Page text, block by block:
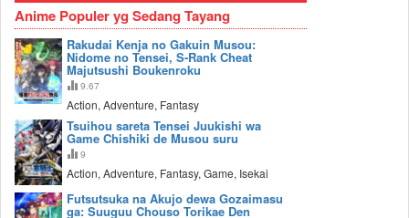
Anime Populer yg Sedang Tayang
Rakudai Kenja no Gakuin Musou:
Nidome no Tensei, S-Rank Cheat
Majutsushi Boukenroku
9.67
Action, Adventure, Fantasy
Tsuihou sareta Tensei Juukishi wa
Game Chishiki de Musou suru
9
Action, Adventure, Fantasy, Game, Isekai
Futsutsuka na Akujo dewa Gozaimasu
ga: Suuguu Chouso Torikae Den